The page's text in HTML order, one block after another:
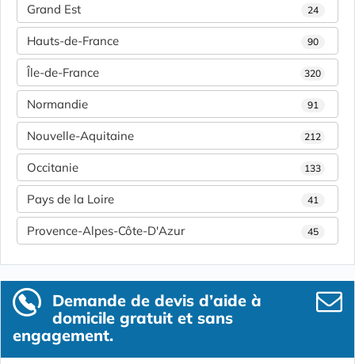
Grand Est 24
Hauts-de-France 90
Île-de-France 320
Normandie 91
Nouvelle-Aquitaine 212
Occitanie 133
Pays de la Loire 41
Provence-Alpes-Côte-D'Azur 45
Demande de devis d’aide à
domicile gratuit et sans
engagement.